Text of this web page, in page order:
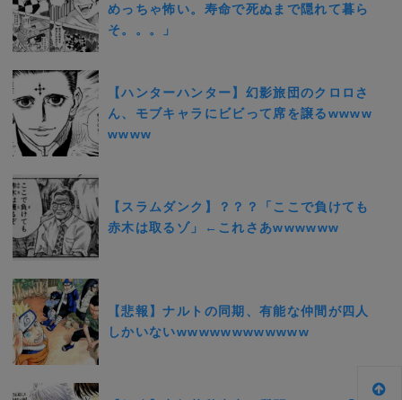
めっちゃ怖い。寿命で死ぬまで隠れて暮ら
そ。。。」
【ハンターハンター】幻影旅団のクロロさ
ん、モブキャラにビビって席を譲るwwww
wwww
【スラムダンク】？？？「ここで負けても
赤木は取るゾ」←これさあwwwwww
【悲報】ナルトの同期、有能な仲間が四人
しかいないwwwwwwwwwwww